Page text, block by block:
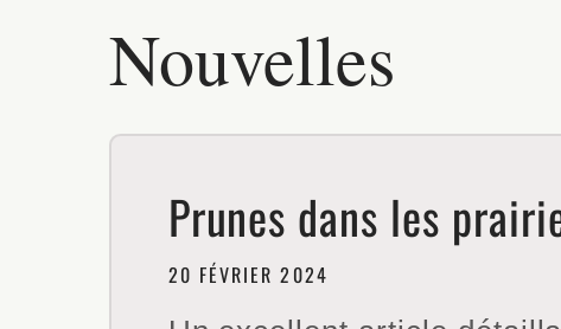
Nouvelles
Prunes dans les
20 FÉVRIER 2024